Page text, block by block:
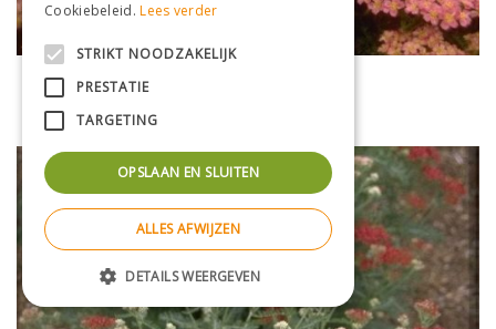
Cookiebeleid.Lees verder
STRIKT NOODZAKELIJK
PRESTATIE
TARGETING
OPSLAAN EN SLUITEN
ALLES AFWIJZEN
DETAILS WEERGEVEN